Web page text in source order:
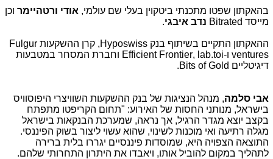
בהאקתון שפטו מתכנתי ביטקוין בעלי שם עולמי, אודי ורטהיימר וכן
מייסד Bitrated נדב איבגי.
ההאקתון התקיים בשיתוף בנק Hyposwiss, קרן ההשקעות Fulgur
ventures ו-toi
.
lab
,
Efficient Frontier וחברת המסחר במטבעות
דיגיטליים Bits of Gold
.
אבי סלמה, מנהל הנציגות של בנק ההשקעות השוויצרי היפוסוויס
בישראל, מנותני החסות של האירוע: "תחום הקריפטו מתפתח
בקצב יוצא מגדר הרגיל, אך נראה, שמערכת הבנקאות בישראל
מגלה רתיעה ואי מוכנות לשינוי, שהוא עשוי ליצור בשוק הפיננסי.
התוצאה הצפויה היא, שמוסדות פיננסיים יגררו בלית ברירה
לתהליך במקום להוביל אותו, ויאבדו את היתרון התחרותי שלהם.